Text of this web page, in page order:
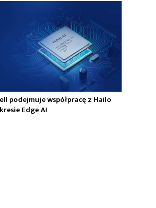
podejmuje współpracę z Hailo
Edge AI